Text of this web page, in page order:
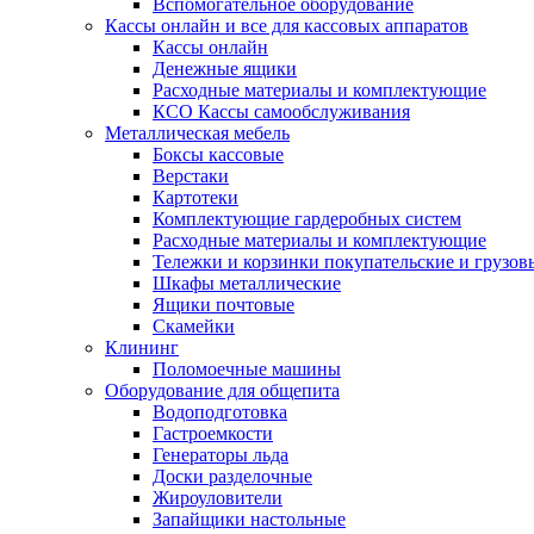
Вспомогательное оборудование
Кассы онлайн и все для кассовых аппаратов
Кассы онлайн
Денежные ящики
Расходные материалы и комплектующие
КСО Кассы самообслуживания
Металлическая мебель
Боксы кассовые
Верстаки
Картотеки
Комплектующие гардеробных систем
Расходные материалы и комплектующие
Тележки и корзинки покупательские и
Шкафы металлические
Ящики почтовые
Скамейки
Клининг
Поломоечные машины
Оборудование для общепита
Водоподготовка
Гастроемкости
Генераторы льда
Доски разделочные
Жироуловители
Запайщики настольные